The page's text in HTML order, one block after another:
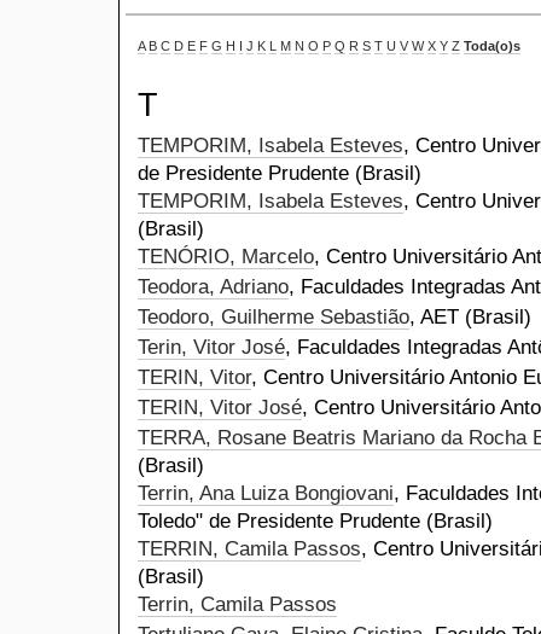
A B C D E F G H I J K L M N O P Q R S T U V W X Y Z Toda(o)s
T
TEMPORIM, Isabela Esteves, Centro
de Presidente Prudente (Brasil)
TEMPORIM, Isabela Esteves, Centro
(Brasil)
TENÓRIO, Marcelo, Centro Universitário
Teodora, Adriano, Faculdades Integradas
Teodoro, Guilherme Sebastião, AET (Brasil)
Terin, Vitor José, Faculdades Integradas
TERIN, Vitor, Centro Universitário Antonio
TERIN, Vitor José, Centro Universitário
TERRA, Rosane Beatris Mariano da Rocha
(Brasil)
Terrin, Ana Luiza Bongiovani, Faculdades
Toledo" de Presidente Prudente (Brasil)
TERRIN, Camila Passos, Centro
(Brasil)
Terrin, Camila Passos